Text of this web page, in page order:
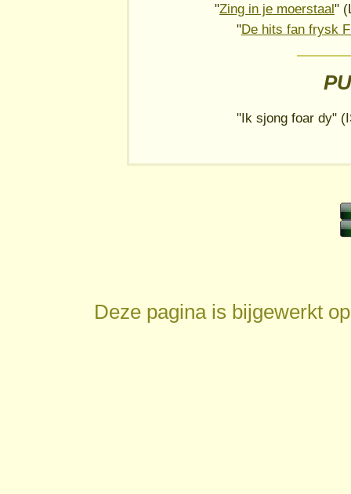
"Zing in je moerstaal"
"De hits fan frysk
"Ik sjong foar dy"
Deze pagina is bijgewerkt